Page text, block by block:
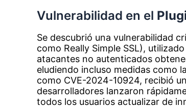
Vulnerabilidad en el
Se descubrió una vulnerabilidad
como Really Simple SSL),
atacantes no autenticados
eludiendo incluso medidas como
como CVE-2024-10924, recibió
desarrolladores lanzaron
todos los usuarios actualizar de